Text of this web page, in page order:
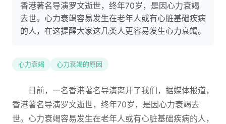
香港著名导演罗文逝世，终年70岁，是因心力衰竭
去世。心力衰竭容易发生在老年人或有心脏基础疾病
的人，在这提醒大家这几类人更容易发生心力衰竭。
心力衰竭 心力衰竭的原因
日前，一名香港著名导演离开了我们，据媒体报道，
香港著名导演罗文逝世，终年70岁，是因心力衰竭去
世。心力衰竭容易发生在老年人或有心脏基础疾病的人，